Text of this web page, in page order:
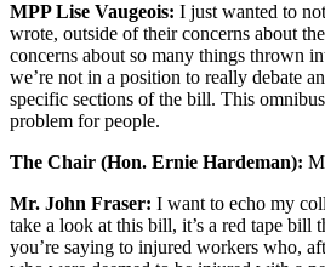
MPP Lise Vaugeois: I just wanted to
wrote, outside of their concerns about
concerns about so many things thrown
we’re not in a position to really debate
specific sections of the bill. This
problem for people.
The Chair (Hon. Ernie Hardeman):
Mr. John Fraser: I want to echo my
take a look at this bill, it’s a red tape bill
you’re saying to injured workers who,